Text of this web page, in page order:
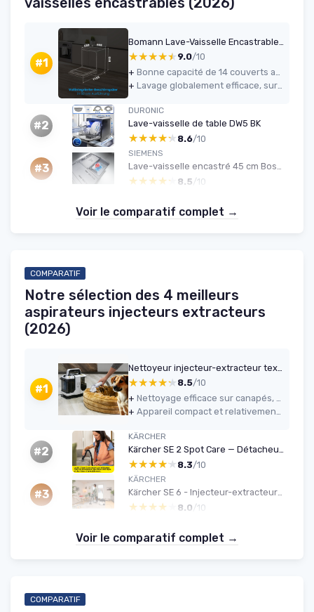
#1 ★★★★★
★★★★★ 9.0/10
+
+
#2
DURONIC
Lave-vaisselle de table DW5 BK
★★★★★
★★★★★ 8.6/10
#3
SIEMENS
Lave-vaisselle encastré 45 cm Bosch iQ300
★★★★★
★★★★★ 8.5 /10
Voir le comparatif complet →
COMPARATIF
Notre sélection des 4 meilleurs
aspirateurs injecteurs extracteurs
(2026)
#1 ★★★★★
★★★★★ 8.5/10
+
+
#2
KÄRCHER
Kärcher SE 2 Spot Care — Détacheur 450 W, 1,5 L
★★★★★
★★★★★ 8.3/10
#3
KÄRCHER
Kärcher SE 6 - Injecteur-extracteur 4 L, Flexible 2-en-1, Accessoires inclus
★★★★★
★★★★★ 8.0 /10
Voir le comparatif complet →
COMPARATIF